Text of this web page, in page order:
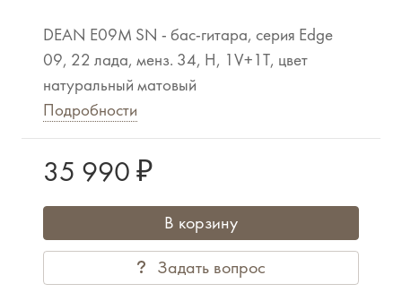
DEAN E09M SN - бас-гитара, серия Edge
09, 22 лада, менз. 34, H, 1V+1T, цвет
натуральный матовый
Подробности
35 990 ₽
В корзину
Задать вопрос